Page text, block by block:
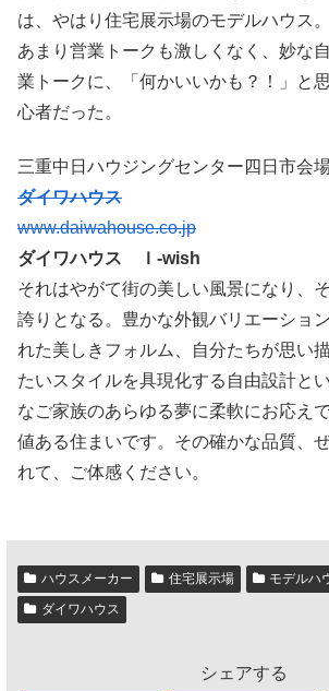
は、やはり住宅展示場のモデルハウス。
あまり営業トークも激しくなく、妙な
業トークに、「何かいいかも？！」と
心者だった。
三重中日ハウジングセンター四日市会
ダイワハウス
www.daiwahouse.co.jp
ダイワハウス Ｉ-wish
それはやがて街の美しい風景になり、
誇りとなる。豊かな外観バリエーショ
れた美しきフォルム、自分たちが思い
たいスタイルを具現化する自由設計と
なご家族のあらゆる夢に柔軟にお応え
値ある住まいです。その確かな品質、
れて、ご体感ください。
ハウスメーカー 住宅展示場
モデルハ
ダイワハウス
シェアする